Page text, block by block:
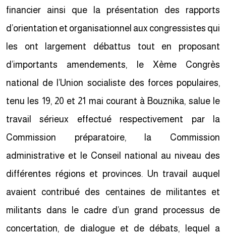
financier ainsi que la présentation des rapports
d’orientation et organisationnel aux congressistes qui
les ont largement débattus tout en proposant
d’importants amendements, le Xème Congrès
national de l’Union socialiste des forces populaires,
tenu les 19, 20 et 21 mai courant à Bouznika, salue le
travail sérieux effectué respectivement par la
Commission préparatoire, la Commission
administrative et le Conseil national au niveau des
différentes régions et provinces. Un travail auquel
avaient contribué des centaines de militantes et
militants dans le cadre d’un grand processus de
concertation, de dialogue et de débats, lequel a